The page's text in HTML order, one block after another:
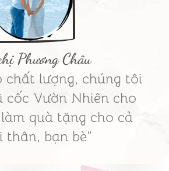
Phương Châu
chất lượng, chúng tôi
cốc Vườn Nhiên cho
quà tặng cho cả
thân, bạn bè”